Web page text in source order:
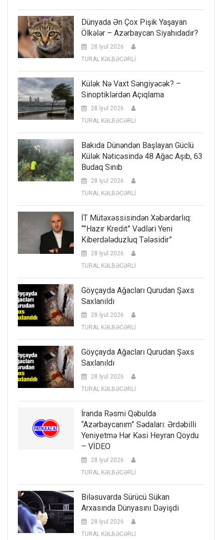
Dünyada Ən Çox Pişik Yaşayan
Ölkələr – Azərbaycan Siyahıdadır?
28 İyul 2026
TURAL KƏLBƏCƏRLİ
Külək Nə Vaxt Səngiyəcək? –
Sinoptiklərdən Açıqlama
28 İyul 2026
TURAL KƏLBƏCƏRLİ
Bakıda Dünəndən Başlayan Güclü
Külək Nəticəsində 48 Ağac Aşıb, 63
Budaq Sınıb
28 İyul 2026
TURAL KƏLBƏCƏRLİ
İT Mütəxəssisindən Xəbərdarlıq:
“”Hazır Kredit” Vədləri Yeni
Kiberdələduzluq Tələsidir”
28 İyul 2026
TURAL KƏLBƏCƏRLİ
Göyçayda Ağacları Qurudan Şəxs
Saxlanıldı
28 İyul 2026
TURAL KƏLBƏCƏRLİ
Göyçayda Ağacları Qurudan Şəxs
Saxlanıldı
28 İyul 2026
TURAL KƏLBƏCƏRLİ
İranda Rəsmi Qəbulda
“Azərbaycanım” Sədaları: Ərdəbilli
Yeniyetmə Hər Kəsi Heyran Qoydu
– VİDEO
28 İyul 2026
TURAL KƏLBƏCƏRLİ
Biləsuvarda Sürücü Sükan
Arxasında Dünyasını Dəyişdi
28 İyul 2026
TURAL KƏLBƏCƏRLİ